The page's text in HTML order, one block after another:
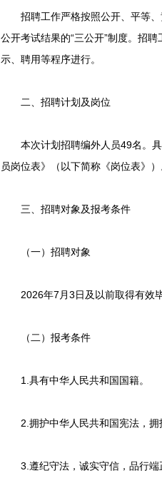
招聘工作严格按照公开、平等、
公开考试结果的“三公开”制度。招
示、聘用等程序进行。
二、招聘计划及岗位
本次计划招聘编外人员49名。具
员岗位表》（以下简称《岗位表》）
三、招聘对象及报考条件
（一）招聘对象
2026年7月3日及以前取得有效毕
（二）报考条件
1.具有中华人民共和国国籍。
2.拥护中华人民共和国宪法，拥
3.遵纪守法，诚实守信，品行端